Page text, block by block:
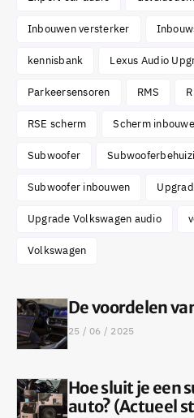
Inbouwen versterker
kennisbank Lexus Audio
Parkeersensoren RMS
RSE scherm Scherm
Subwoofer
Subwoofer inbouwen
Upgrade Volkswagen audio
Volkswagen
De voordelen
25 / 06 / 2025
Hoe sluit je een
auto? (Actueel